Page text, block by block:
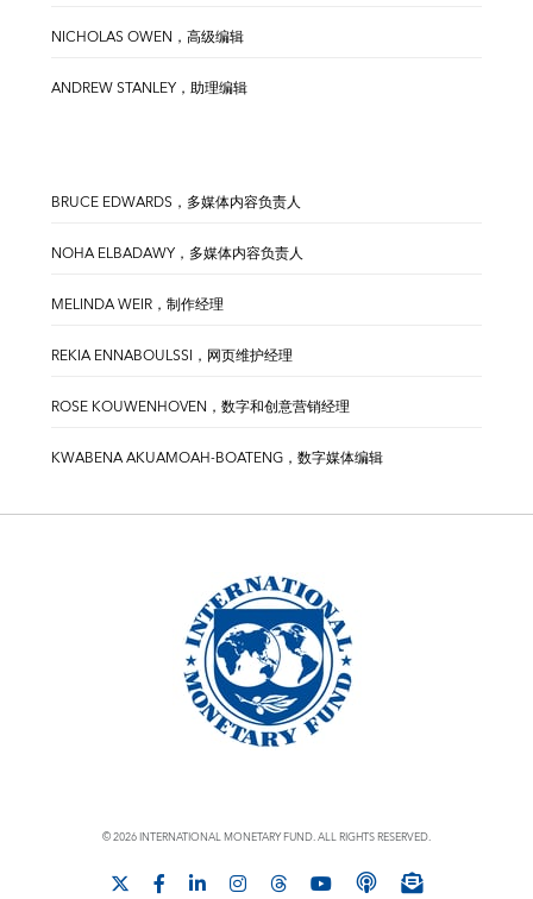
NICHOLAS OWEN，高级编辑
ANDREW STANLEY，助理编辑
BRUCE EDWARDS，多媒体内容负责人
NOHA ELBADAWY，多媒体内容负责人
MELINDA WEIR，制作经理
REKIA ENNABOULSSI，网页维护经理
ROSE KOUWENHOVEN，数字和创意营销经理
KWABENA AKUAMOAH-BOATENG，数字媒体编辑
© 2026 INTERNATIONAL MONETARY FUND. ALL RIGHTS RESERVED.